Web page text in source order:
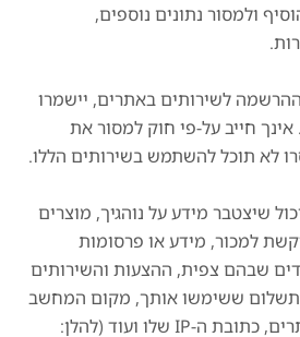
ולמסור נתונים נוספים,
לשירותים באתרים, יישמרו
חייב על-פי חוק למסור את
לא תוכל להשתמש בשירותים הללו.
שיצטבר מידע על נוהגיך, מוצרים
למכור, מידע או פרסומות
שבהם צפית, ההצעות והשירותים
ששימשו אותך, מקום המחשב
שבאמצעותו ניגשת לאתרים, כתובת ה-IP שלו ועוד (להלן: